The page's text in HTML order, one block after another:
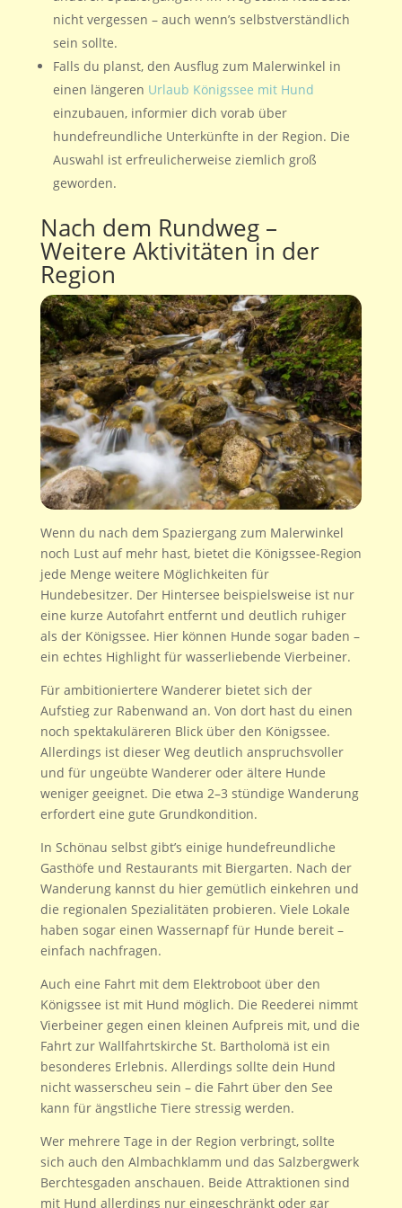
nicht vergessen – auch wenn’s selbstverständlich
sein sollte.
Falls du planst, den Ausflug zum Malerwinkel in
einen längeren Urlaub Königssee mit Hund
einzubauen, informier dich vorab über
hundefreundliche Unterkünfte in der Region. Die
Auswahl ist erfreulicherweise ziemlich groß
geworden.
Nach dem Rundweg –
Weitere Aktivitäten in der
Region
Wenn du nach dem Spaziergang zum Malerwinkel
noch Lust auf mehr hast, bietet die Königssee-Region
jede Menge weitere Möglichkeiten für
Hundebesitzer. Der Hintersee beispielsweise ist nur
eine kurze Autofahrt entfernt und deutlich ruhiger
als der Königssee. Hier können Hunde sogar baden –
ein echtes Highlight für wasserliebende Vierbeiner.
Für ambitioniertere Wanderer bietet sich der
Aufstieg zur Rabenwand an. Von dort hast du einen
noch spektakuläreren Blick über den Königssee.
Allerdings ist dieser Weg deutlich anspruchsvoller
und für ungeübte Wanderer oder ältere Hunde
weniger geeignet. Die etwa 2–3 stündige Wanderung
erfordert eine gute Grundkondition.
In Schönau selbst gibt’s einige hundefreundliche
Gasthöfe und Restaurants mit Biergarten. Nach der
Wanderung kannst du hier gemütlich einkehren und
die regionalen Spezialitäten probieren. Viele Lokale
haben sogar einen Wassernapf für Hunde bereit –
einfach nachfragen.
Auch eine Fahrt mit dem Elektroboot über den
Königssee ist mit Hund möglich. Die Reederei nimmt
Vierbeiner gegen einen kleinen Aufpreis mit, und die
Fahrt zur Wallfahrtskirche St. Bartholomä ist ein
besonderes Erlebnis. Allerdings sollte dein Hund
nicht wasserscheu sein – die Fahrt über den See
kann für ängstliche Tiere stressig werden.
Wer mehrere Tage in der Region verbringt, sollte
sich auch den Almbachklamm und das Salzbergwerk
Berchtesgaden anschauen. Beide Attraktionen sind
mit Hund allerdings nur eingeschränkt oder gar